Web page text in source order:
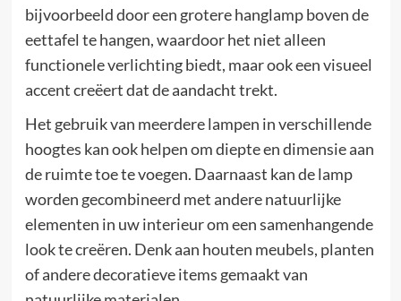
bijvoorbeeld door een grotere hanglamp boven de
eettafel te hangen, waardoor het niet alleen
functionele verlichting biedt, maar ook een visueel
accent creëert dat de aandacht trekt.
Het gebruik van meerdere lampen in verschillende
hoogtes kan ook helpen om diepte en dimensie aan
de ruimte toe te voegen. Daarnaast kan de lamp
worden gecombineerd met andere natuurlijke
elementen in uw interieur om een samenhangende
look te creëren. Denk aan houten meubels, planten
of andere decoratieve items gemaakt van